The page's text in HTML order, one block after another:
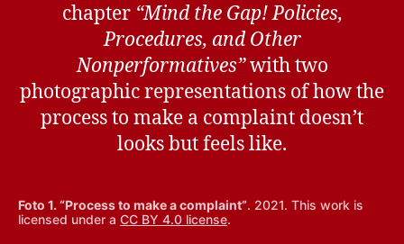
chapter “Mind the Gap! Policies,
Procedures, and Other
Nonperformatives”with two
photographic representations of how the
process to make a complaint doesn’t
looks but feels like.
Foto 1. “Process to make a complaint”. 2021. This work is
licensed under a CC BY 4.0 license.